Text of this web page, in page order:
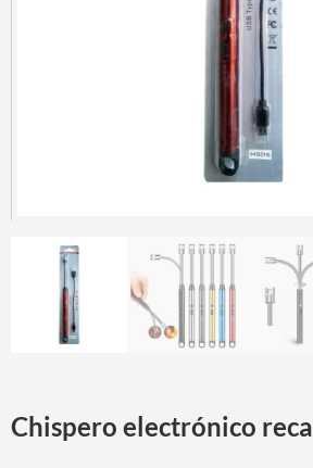
Chispero electrónico